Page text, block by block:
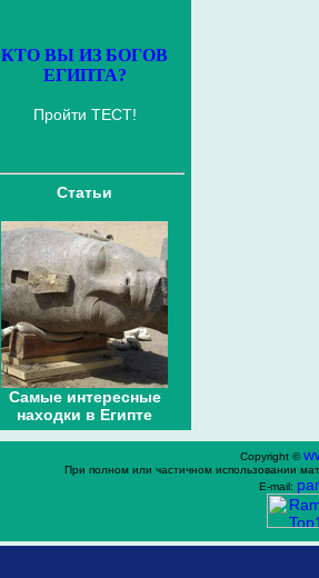
КТО ВЫ ИЗ БОГОВ
ЕГИПТА?
Пройти ТЕСТ!
Статьи
Самые интересные
находки в Египте
Copyright ©
При полном или частичном использовании
E-mail: